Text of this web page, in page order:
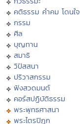
คติธรรม คำคม โดนใจ
กรรม
ศีล
บุญทาน
สมาธิ
วิปัสสนา
ปริวาสกรรม
ฟังสวดมนต์
คอร์สปฏิบัติธรรม
พระพุทธศาสนา
พระไตรปิฏก